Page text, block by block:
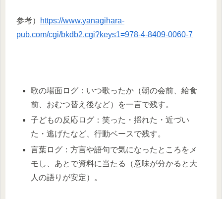
参考）
https://www.yanagihara-
pub.com/cgi/bkdb2.cgi?keys1=978-4-8409-0060-7
歌の場面ログ：いつ歌ったか（朝の会前、給食
前、おむつ替え後など）を一言で残す。​
子どもの反応ログ：笑った・揺れた・近づい
た・逃げたなど、行動ベースで残す。​
言葉ログ：方言や語句で気になったところをメ
モし、あとで資料に当たる（意味が分かると大
人の語りが安定）。​